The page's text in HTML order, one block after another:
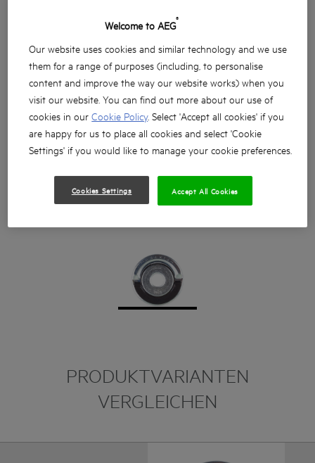
PRODUKTVARIANTEN
VERGLEICHEN
Welcome to AEG®
Our website uses cookies and similar technology and we use
them for a range of purposes (including, to personalise
content and improve the way our website works) when you
visit our website. You can find out more about our use of
cookies in ourCookie Policy. Select 'Accept all cookies' if you
are happy for us to place all cookies and select 'Cookie
Settings' if you would like to manage your cookie preferences.
Cookies Settings Accept All Cookies